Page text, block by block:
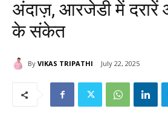
अंदाज़, आरजेडी में दरारें
के संकेत
By VIKAS TRIPATHI July 22, 2025